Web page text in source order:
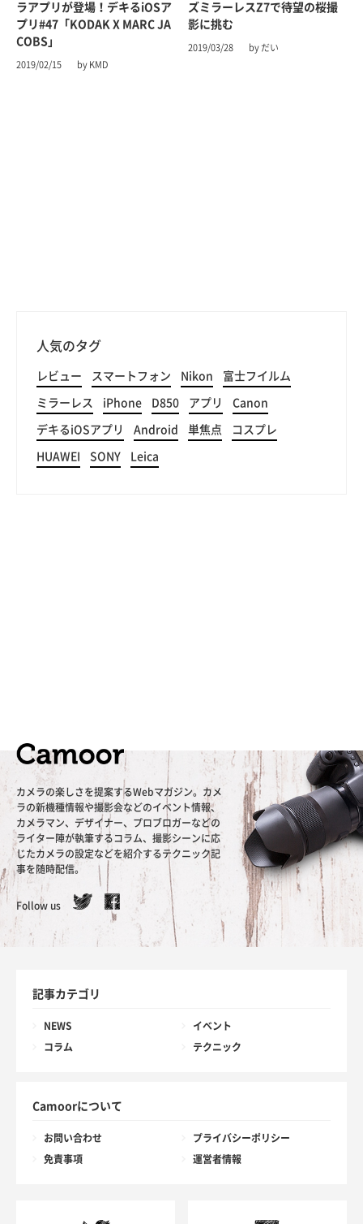
ラアプリが登場！デキるiOSア
プリ#47「KODAK X MARC JA
COBS」
2019/02/15 by KMD
ズミラーレスZ7で待望の桜撮
影に挑む
2019/03/28 by だい
人気のタグ
レビュー スマートフォン Nikon 富士フイルム
ミラーレス iPhone D850 アプリ Canon
デキるiOSアプリ Android 単焦点 コスプレ
HUAWEI SONY Leica
カメラの楽しさを提案するWebマガジン。カメ
ラの新機種情報や撮影会などのイベント情報、
カメラマン、デザイナー、プロブロガーなどの
ライター陣が執筆するコラム、撮影シーンに応
じたカメラの設定などを紹介するテクニック記
事を随時配信。
Follow us
記事カテゴリ
NEWS イベント
コラム テクニック
Camoorについて
お問い合わせ プライバシーポリシー
免責事項 運営者情報